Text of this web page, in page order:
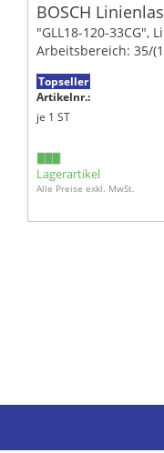
BOSCH
"GLL18-120-33CG",
Arbeitsbereich: 35/
Topseller
Artikelnr.:
je 1 ST
Lagerartikel
Alle Preise exkl. MwSt.